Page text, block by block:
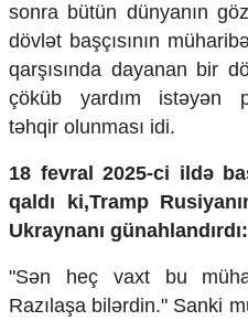
Humanitar
Elm və təhsil
Mədəniyyət
Diaspor
Yüksəliş hekayəsi
Zəfər Diasporu
Səhiyyə
Ailə və uşaq
İqtisadiyyat
sonra bütün dünyanın g
dövl ət başçısının müharib
qarşısında dayanan bir d
çöküb yardım istəyən
təhqir olunması idi.
18 fevral 2025-ci ildə ba
qald ı ki,Tramp
Ukraynanı günahland ırdı:
"Sən heç vaxt bu
Razılaşa bilərdin." Sanki m